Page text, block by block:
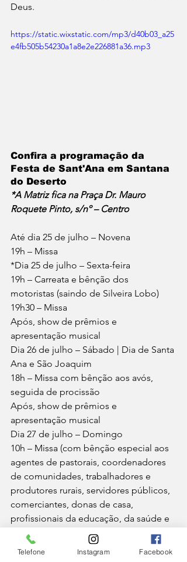
Deus.
https://static.wixstatic.com/mp3/d40b03_a25
e4fb505b54230a1a8e2e226881a36.mp3
Confira a programação da
Festa de Sant'Ana em Santana
do Deserto
*A Matriz fica na Praça Dr. Mauro
Roquete Pinto, s/nº – Centro
Até dia 25 de julho – Novena
19h – Missa
*Dia 25 de julho – Sexta-feira
19h – Carreata e bênção dos
motoristas (saindo de Silveira Lobo)
19h30 – Missa
Após, show de prêmios e
apresentação musical
Dia 26 de julho – Sábado | Dia de Santa
Ana e São Joaquim
18h – Missa com bênção aos avós,
seguida de procissão
Após, show de prêmios e
apresentação musical
Dia 27 de julho – Domingo
10h – Missa (com bênção especial aos
agentes de pastorais, coordenadores
de comunidades, trabalhadores e
produtores rurais, servidores públicos,
comerciantes, donas de casa,
profissionais da educação, da saúde e
da assistência social)
12h – Almoço
Telefone Instagram Facebook